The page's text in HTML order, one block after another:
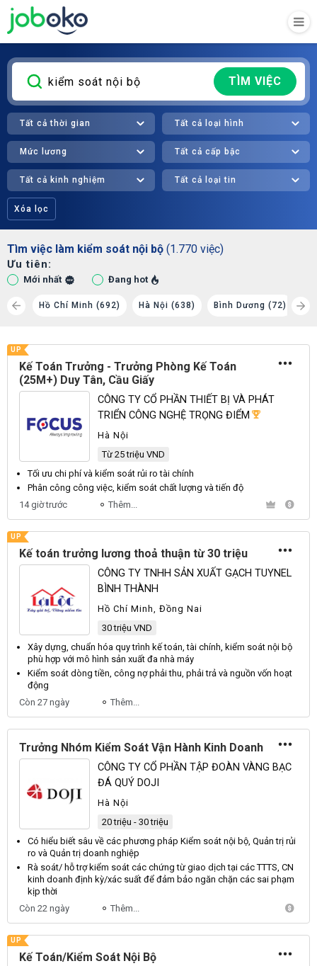
TÌM VIỆC
Tất cả thời gian Tất cả loại hình
Mức lương Tất cả cấp bậc
Tất cả kinh nghiệm Tất cả loại tin
Xóa lọc
Tìm việc làm kiểm soát nội bộ (1.770 việc)
Ưu tiên:
Mới nhất Đang hot
(48) Hồ Chí Minh (692) Hà Nội (638) Bình Dương (72)
UP
Kế Toán Trưởng - Trưởng Phòng Kế Toán
(25M+) Duy Tân, Cầu Giấy
CÔNG TY CỔ PHẦN THIẾT BỊ VÀ PHÁT
TRIỂN CÔNG NGHỆ TRỌNG ĐIỂM
Hà Nội
Từ 25 triệu VND
Tối ưu chi phí và kiểm soát rủi ro tài chính
Phân công công việc, kiểm soát chất lượng và tiến độ
14 giờ trước
Thêm...
UP
Kế toán trưởng lương thoả thuận từ 30 triệu
CÔNG TY TNHH SẢN XUẤT GẠCH TUYNEL
BÌNH THÀNH
Hồ Chí Minh, Đồng Nai
30 triệu VND
Xây dựng, chuẩn hóa quy trình kế toán, tài chính, kiểm soát nội bộ
phù hợp với mô hình sản xuất đa nhà máy
Kiểm soát dòng tiền, công nợ phải thu, phải trả và nguồn vốn hoạt
động
Còn 27 ngày
Thêm...
Trưởng Nhóm Kiểm Soát Vận Hành Kinh Doanh
CÔNG TY CỔ PHẦN TẬP ĐOÀN VÀNG BẠC
ĐÁ QUÝ DOJI
Hà Nội
20 triệu - 30 triệu
Có hiểu biết sâu về các phương pháp Kiểm soát nội bộ, Quản trị rủi
ro và Quản trị doanh nghiệp
Rà soát/ hỗ trợ kiểm soát các chứng từ giao dịch tại các TTTS, CN
kinh doanh định kỳ/xác suất để đảm bảo ngăn chặn các sai phạm
kịp thời
Còn 22 ngày
Thêm...
UP
Kế Toán/Kiểm Soát Nội Bộ